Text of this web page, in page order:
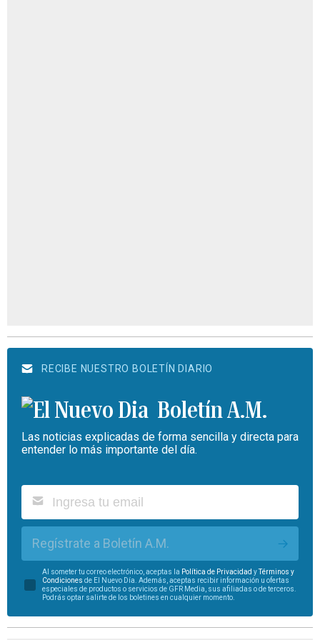
RECIBE NUESTRO BOLETÍN DIARIO
Boletín A.M.
Las noticias explicadas de forma sencilla y directa para
entender lo más importante del día.
Regístrate a Boletín A.M.
Al someter tu correo electrónico, aceptas la Política de Privacidad yTérminos y
Condiciones de El Nuevo Día. Además, aceptas recibir información u ofertas
especiales de productos o servicios de GFR Media, sus afiliadas o de terceros.
Podrás optar salirte de los boletines en cualquier momento.